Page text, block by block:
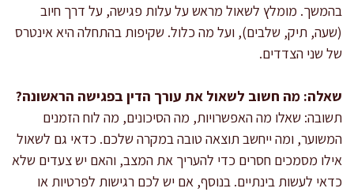
בהמשך. מומלץ לשאול מראש על עלות פגישה, על דרך חיוב
(שעה, תיק, שלבים), ועל מה כלול. שקיפות בהתחלה היא אינטרס
של שני הצדדים.
שאלה: מה חשוב לשאול את עורך הדין בפגישה הראשונה?
תשובה: שאלו מה האפשרויות, מה הסיכונים, מה לוח הזמנים
המשוער, ומה ייחשב תוצאה טובה במקרה שלכם. כדאי גם לשאול
אילו מסמכים חסרים כדי להעריך את המצב, והאם יש צעדים שלא
כדאי לעשות בינתיים. בנוסף, אם יש לכם רגישות לפרטיות או